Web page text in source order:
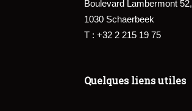
Boulevard Lambermont 52,
1030 Schaerbeek
T : +32 2 215 19 75
Quelques liens utiles